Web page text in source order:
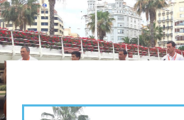
Comunicación
Valencia en deporte
Reservas